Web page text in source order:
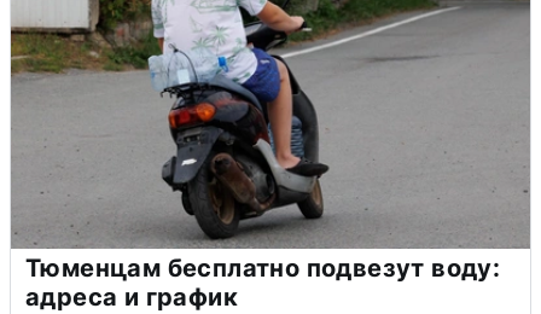
Тюменцам бесплатно подвезут воду:
адреса и график